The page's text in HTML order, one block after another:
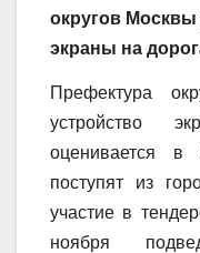
округов
экраны на
Префектура
устройство
оценивается в
поступят из
участие в
ноября